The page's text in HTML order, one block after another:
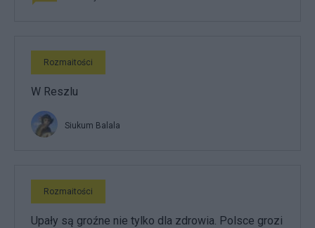
Rozmaitości
W Reszlu
Siukum Balala
Rozmaitości
Upały są groźne nie tylko dla zdrowia. Polsce grozi